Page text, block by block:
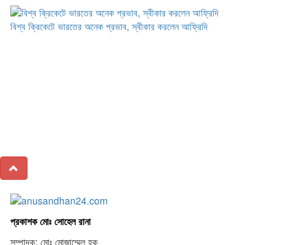
বিশ্ব ক্রিকেটে ভারতের অনেক প্রভাব, স্বীকার করলেন আফ্রিদি
প্রকাশক মোঃ সোহেল রানা
সম্পাদক: মোঃ মোজাম্মেল হক